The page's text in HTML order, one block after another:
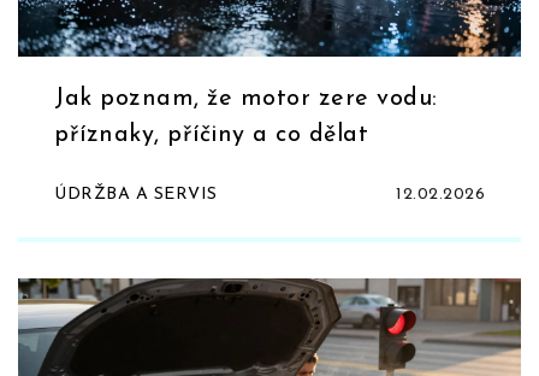
Jak poznam, že motor zere vodu:
příznaky, příčiny a co dělat
ÚDRŽBA A SERVIS 12.02.2026